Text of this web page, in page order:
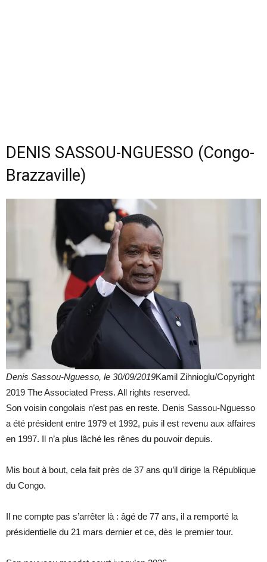
DENIS SASSOU-NGUESSO (Congo-
Brazzaville)
Denis Sassou-Nguesso, le 30/09/2019Kamil Zihnioglu/Copyright
2019 The Associated Press. All rights reserved.
Son voisin congolais n’est pas en reste. Denis Sassou-Nguesso
a été président entre 1979 et 1992, puis il est revenu aux affaires
en 1997. Il n’a plus lâché les rênes du pouvoir depuis.
Mis bout à bout, cela fait près de 37 ans qu’il dirige la République
du Congo.
Il ne compte pas s’arrêter là : âgé de 77 ans, il a remporté la
présidentielle du 21 mars dernier et ce, dès le premier tour.